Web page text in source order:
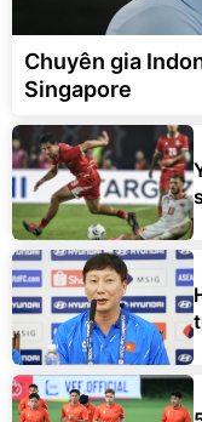
Chuyên gia
Singapore